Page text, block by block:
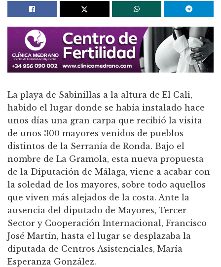
La playa de Sabinillas a la altura de El Cali,
habido el lugar donde se había instalado hace
unos días una gran carpa que recibió la visita
de unos 300 mayores venidos de pueblos
distintos de la Serranía de Ronda. Bajo el
nombre de La Gramola, esta nueva propuesta
de la Diputación de Málaga, viene a acabar con
la soledad de los mayores, sobre todo aquellos
que viven más alejados de la costa. Ante la
ausencia del diputado de Mayores, Tercer
Sector y Cooperación Internacional, Francisco
José Martín, hasta el lugar se desplazaba la
diputada de Centros Asistenciales, María
Esperanza González.